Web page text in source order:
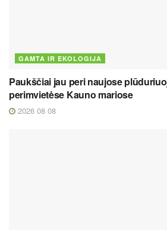
GAMTA IR EKOLOGIJA
Paukščiai jau peri naujose
perimvietėse Kauno mariose
2026 08 08